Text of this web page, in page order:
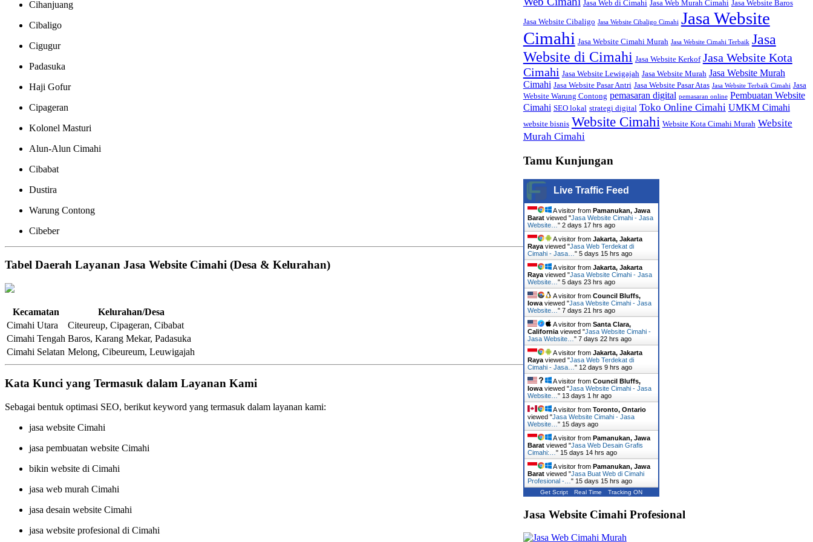
Cihanjuang
Cibaligo
Cigugur
Padasuka
Haji Gofur
Cipageran
Kolonel Masturi
Alun-Alun Cimahi
Cibabat
Dustira
Warung Contong
Cibeber
Tabel Daerah Layanan Jasa Website Cimahi (Desa & Kelurahan)
Kecamatan
Kelurahan/Desa
Cimahi Utara
Citeureup, Cipageran, Cibabat
Cimahi Tengah Baros, Karang Mekar, Padasuka
Cimahi Selatan Melong, Cibeureum, Leuwigajah
Kata Kunci yang Termasuk dalam Layanan Kami
Sebagai bentuk optimasi SEO, berikut keyword yang termasuk dalam layanan kami:
jasa website Cimahi
jasa pembuatan website Cimahi
bikin website di Cimahi
jasa web murah Cimahi
jasa desain website Cimahi
jasa website profesional di Cimahi
Jasa Web di Cimahi Jasa Web Murah Cimahi Jasa Website Baros
Jasa Website Cibaligo Jasa Website Cibaligo Cimahi Jasa Website
Cimahi Jasa Website Cimahi Murah Jasa Website Cimahi Terbaik Jasa
Website di Cimahi Jasa Website Kerkof Jasa Website Kota
Cimahi Jasa Website Lewigajah Jasa Website Murah Jasa Website Murah
Cimahi Jasa Website Pasar Antri Jasa Website Pasar Atas Jasa Website Terbaik Cimahi Jasa
Website Warung Contong pemasaran digital pemasaran online Pembuatan Website
Cimahi SEO lokal strategi digital Toko Online Cimahi UMKM Cimahi
website bisnis Website Cimahi Website Kota Cimahi Murah Website
Murah Cimahi
Tamu Kunjungan
Live Traffic Feed
A visitor from Pamanukan, Jawa
Baratviewed "Jasa Website Cimahi - Jasa
Website… " 2 days 17 hrs ago
A visitor from Jakarta, Jakarta
Rayaviewed "Jasa Web Terdekat di
Cimahi - Jasa… " 5 days 15 hrs ago
A visitor from Jakarta, Jakarta
Rayaviewed "Jasa Website Cimahi - Jasa
Website… " 5 days 23 hrs ago
A visitor from Council Bluffs,
Iowaviewed "Jasa Website Cimahi - Jasa
Website… " 7 days 21 hrs ago
A visitor from Santa Clara,
Californiaviewed "Jasa Website Cimahi -
Jasa Website… " 7 days 22 hrs ago
A visitor from Jakarta, Jakarta
Rayaviewed "Jasa Web Terdekat di
Cimahi - Jasa… " 12 days 9 hrs ago
A visitor from Council Bluffs,
Iowaviewed "Jasa Website Cimahi - Jasa
Website… " 13 days 1 hr ago
A visitor from Toronto, Ontario
viewed "Jasa Website Cimahi - Jasa
Website… " 15 days ago
A visitor from Pamanukan, Jawa
Baratviewed "Jasa Web Desain Grafis
Cimahi:… " 15 days 14 hrs ago
A visitor from Pamanukan, Jawa
Baratviewed "Jasa Buat Web di Cimahi
Profesional -… " 15 days 15 hrs ago
Get Script Real Time Tracking ON
Jasa Website Cimahi Profesional